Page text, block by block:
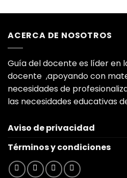
ACERCA DE NOSOTROS
Guía del docente es líder en
docente ,apoyando con
necesidades de
las necesidades educativas
Aviso de privacidad
Términos y condiciones